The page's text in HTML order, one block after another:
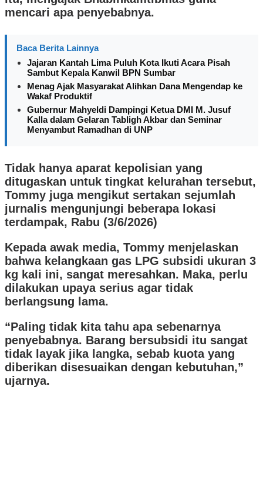
mencari apa penyebabnya.
Baca Berita Lainnya
Jajaran Kantah Lima Puluh Kota Ikuti Acara Pisah
Sambut Kepala Kanwil BPN Sumbar
Menag Ajak Masyarakat Alihkan Dana Mengendap ke
Wakaf Produktif
Gubernur Mahyeldi Dampingi Ketua DMI M. Jusuf
Kalla dalam Gelaran Tabligh Akbar dan Seminar
Menyambut Ramadhan di UNP
Tidak hanya aparat kepolisian yang
ditugaskan untuk tingkat kelurahan tersebut,
Tommy juga mengikut sertakan sejumlah
jurnalis mengunjungi beberapa lokasi
terdampak, Rabu (3/6/2026)
Kepada awak media, Tommy menjelaskan
bahwa kelangkaan gas LPG subsidi ukuran 3
kg kali ini, sangat meresahkan. Maka, perlu
dilakukan upaya serius agar tidak
berlangsung lama.
“Paling tidak kita tahu apa sebenarnya
penyebabnya. Barang bersubsidi itu sangat
tidak layak jika langka, sebab kuota yang
diberikan disesuaikan dengan kebutuhan,”
ujarnya.